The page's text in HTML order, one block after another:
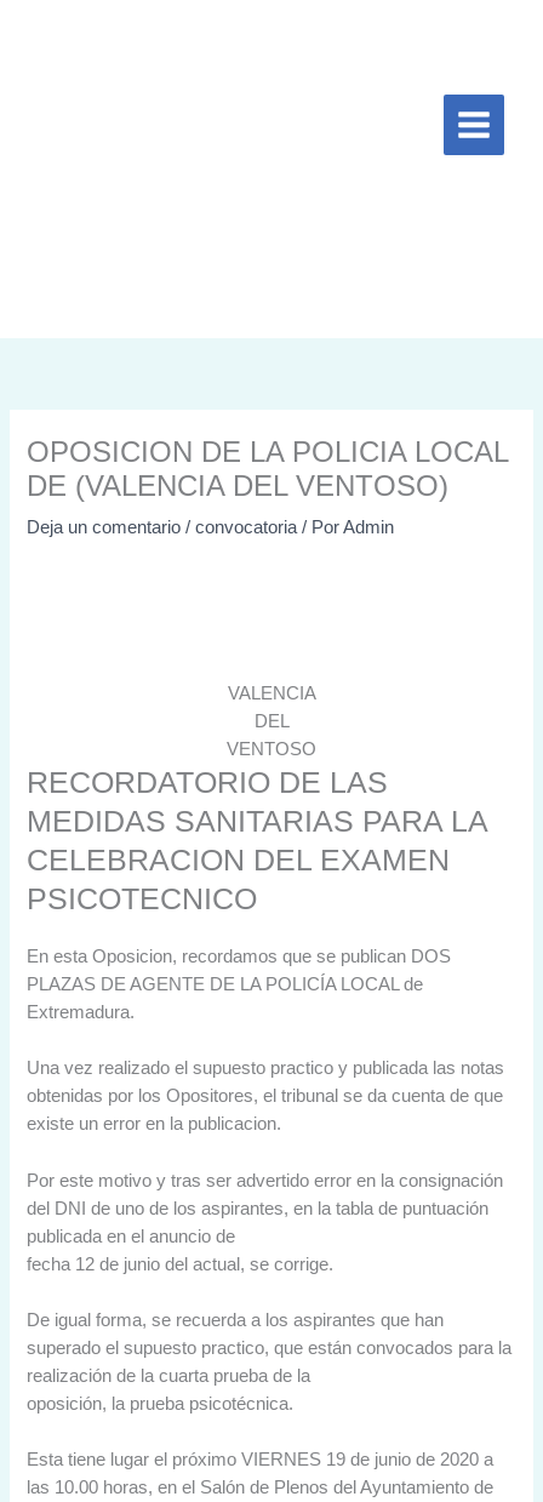
OPOSICION DE LA POLICIA LOCAL
DE (VALENCIA DEL VENTOSO)
Deja un comentario /convocatoria/ PorAdmin
VALENCIA
DEL
VENTOSO
RECORDATORIO DE LAS
MEDIDAS SANITARIAS PARA LA
CELEBRACION DEL EXAMEN
PSICOTECNICO
En esta Oposicion, recordamos que se publican DOS
PLAZAS DE AGENTE DE LA POLICÍA LOCAL de
Extremadura.
Una vez realizado el supuesto practico y publicada las notas
obtenidas por los Opositores, el tribunal se da cuenta de que
existe un error en la publicacion.
Por este motivo y tras ser advertido error en la consignación
del DNI de uno de los aspirantes, en la tabla de puntuación
publicada en el anuncio de
fecha 12 de junio del actual, se corrige.
De igual forma, se recuerda a los aspirantes que han
superado el supuesto practico, que están convocados para la
realización de la cuarta prueba de la
oposición, la prueba psicotécnica.
Esta tiene lugar el próximo VIERNES 19 de junio de 2020 a
las 10.00 horas, en el Salón de Plenos del Ayuntamiento de